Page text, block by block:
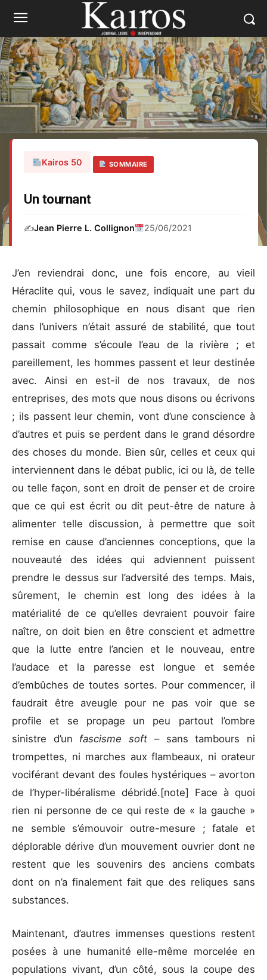
Kairos 50 SOMMAIRE
Un tournant
✍️Jean Pierre L. Collignon 25/06/2021
J’en reviendrai donc, une fois encore, au vieil
Héraclite qui, vous le savez, indiquait une part du
chemin philosophique en nous disant que rien
dans l’univers n’était assuré de stabilité, que tout
passait comme s’écoule l’eau de la rivière ; et
pareillement, les hommes passent et leur destinée
avec. Ainsi en est-il de nos travaux, de nos
entreprises, des mots que nous disons ou écrivons
; ils passent leur chemin, vont d’une conscience à
d’autres et puis se perdent dans le grand désordre
des choses du monde. Bien sûr, celles et ceux qui
interviennent dans le débat public, ici ou là, de telle
ou telle façon, sont en droit de penser et de croire
que ce qui est écrit ou dit peut-être de nature à
alimenter telle discussion, à permettre que soit
remise en cause d’anciennes conceptions, que la
nouveauté des idées qui adviennent puissent
prendre le dessus sur l’adversité des temps. Mais,
sûrement, le chemin est long des idées à la
matérialité de ce qu’elles devraient pouvoir faire
naître, on doit bien en être conscient et admettre
que la lutte entre l’ancien et le nouveau, entre
l’audace et la paresse est longue et semée
d’embûches de toutes sortes. Pour commencer, il
faudrait être aveugle pour ne pas voir que se
profile et se propage un peu partout l’ombre
sinistre d’un fascisme soft – sans tambours ni
trompettes, ni marches aux flambeaux, ni orateur
vociférant devant des foules hystériques – avorton
de l’hyper-libéralisme débridé.[note] Face à quoi
rien ni personne de ce qui reste de « la gauche »
ne semble s’émouvoir outre-mesure ; fatale et
déplorable dérive d’un mouvement ouvrier dont ne
restent que les souvenirs des anciens combats
dont on n’a finalement fait que des reliques sans
substances.
Maintenant, d’autres immenses questions restent
posées à une humanité elle-même morcelée en
populations vivant, d’un côté, sous la coupe des